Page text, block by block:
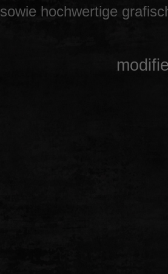
sowie hochwertige
mod